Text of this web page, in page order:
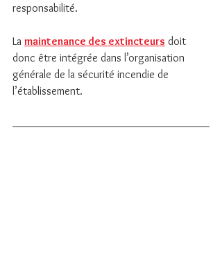
responsabilité.
La maintenance des extincteurs doit
donc être intégrée dans l’organisation
générale de la sécurité incendie de
l’établissement.